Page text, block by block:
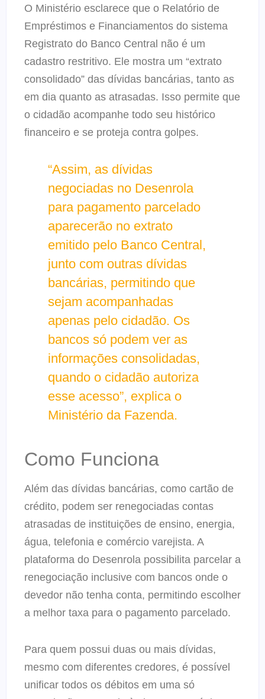
O Ministério esclarece que o Relatório de
Empréstimos e Financiamentos do sistema
Registrato do Banco Central não é um
cadastro restritivo. Ele mostra um “extrato
consolidado” das dívidas bancárias, tanto as
em dia quanto as atrasadas. Isso permite que
o cidadão acompanhe todo seu histórico
financeiro e se proteja contra golpes.
“Assim, as dívidas
negociadas no Desenrola
para pagamento parcelado
aparecerão no extrato
emitido pelo Banco Central,
junto com outras dívidas
bancárias, permitindo que
sejam acompanhadas
apenas pelo cidadão. Os
bancos só podem ver as
informações consolidadas,
quando o cidadão autoriza
esse acesso”, explica o
Ministério da Fazenda.
Como Funciona
Além das dívidas bancárias, como cartão de
crédito, podem ser renegociadas contas
atrasadas de instituições de ensino, energia,
água, telefonia e comércio varejista. A
plataforma do Desenrola possibilita parcelar a
renegociação inclusive com bancos onde o
devedor não tenha conta, permitindo escolher
a melhor taxa para o pagamento parcelado.
Para quem possui duas ou mais dívidas,
mesmo com diferentes credores, é possível
unificar todos os débitos em uma só